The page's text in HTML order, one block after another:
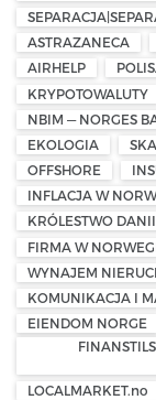
ASTRAZANECA
AIRHELP
KRYPOTOWALUTY
NBIM — NORGES
EKOLOGIA
OFFSHORE
INFLACJA W
KRÓLESTWO DANII
FIRMA W
WYNAJEM
KOMUNIKACJA I
EIENDOM NORGE
LOCALMARKET.no